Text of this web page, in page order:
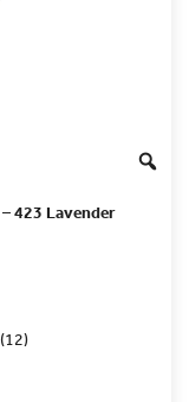
423 Lavender